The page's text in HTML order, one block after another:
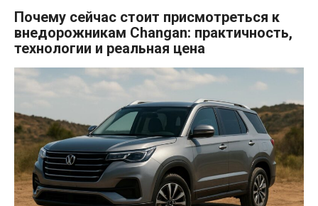
Почему сейчас стоит присмотреться к
внедорожникам Changan: практичность,
технологии и реальная цена